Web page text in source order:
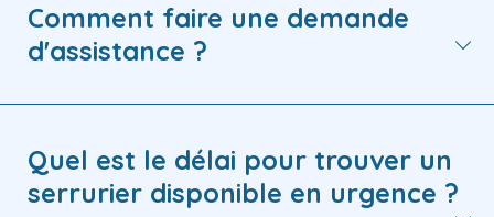
Comment faire une demande
d'assistance ?
Quel est le délai pour trouver un
serrurier disponible en urgence ?